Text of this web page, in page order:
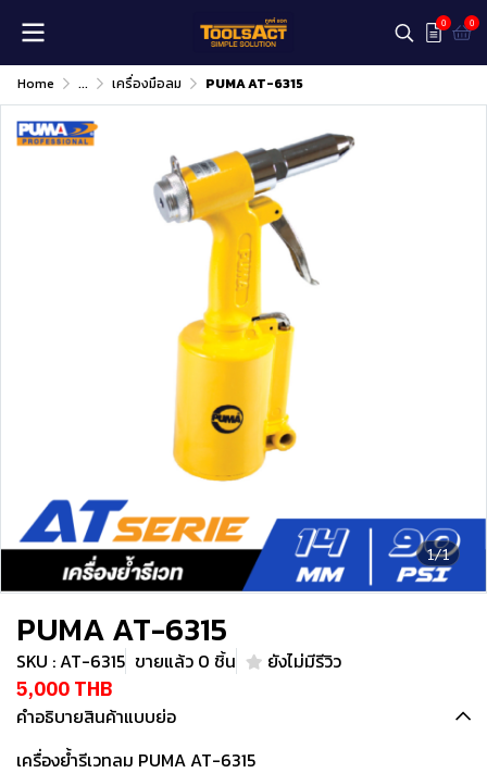
0 0
Home ... เครื่องมือลม PUMA AT-6315
1/1
PUMA AT-6315
SKU : AT-6315 ขายแล้ว 0 ชิ้น ยังไม่มีรีวิว
5,000 THB
คำอธิบายสินค้าแบบย่อ
เครื่องย้ำรีเวทลม PUMA AT-6315